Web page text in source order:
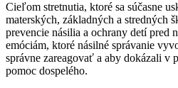
Cieľom stretnutia, ktoré sa súčasne
materských, základných a stredných
prevencie násilia a ochrany detí pred
emóciám, ktoré násilné správanie
správne zareagovať a aby dokázali v
pomoc dospelého.